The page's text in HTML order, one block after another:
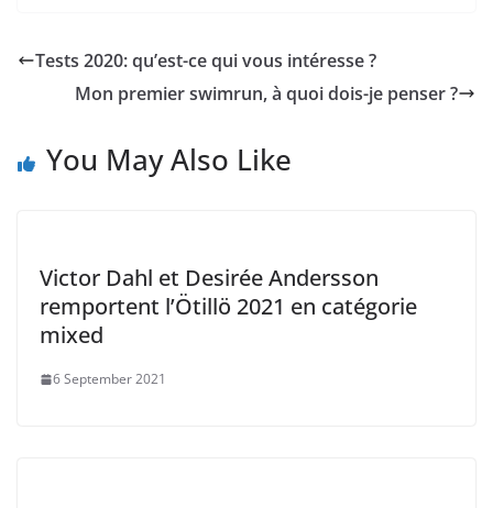
Tests 2020: qu’est-ce qui vous intéresse ?
Mon premier swimrun, à quoi dois-je penser ?
You May Also Like
Victor Dahl et Desirée Andersson
remportent l’Ötillö 2021 en catégorie
mixed
6 September 2021